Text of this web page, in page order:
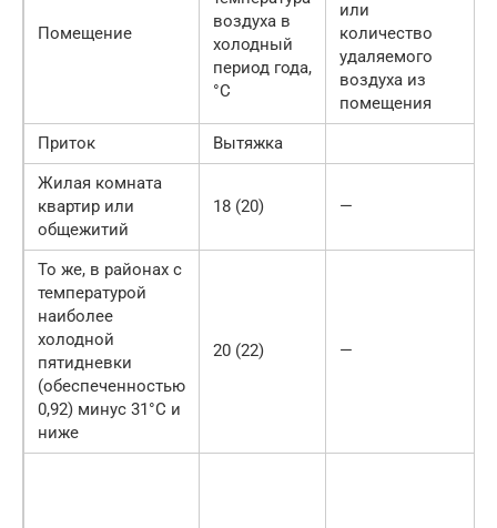
Помещение
воздуха в
холодный
период года,
°С
или
количество
удаляемого
воздуха из
помещения
Приток
Вытяжка
Жилая комната
квартир или
общежитий
18 (20) —
То же, в районах с
температурой
наиболее
холодной
пятидневки
(обеспеченностью
0,92) минус 31°С и
ниже
20 (22) —